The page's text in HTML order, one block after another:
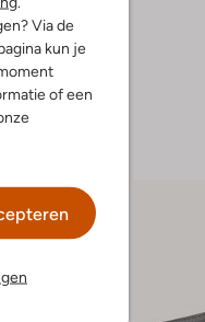
Via de
kun je
of een